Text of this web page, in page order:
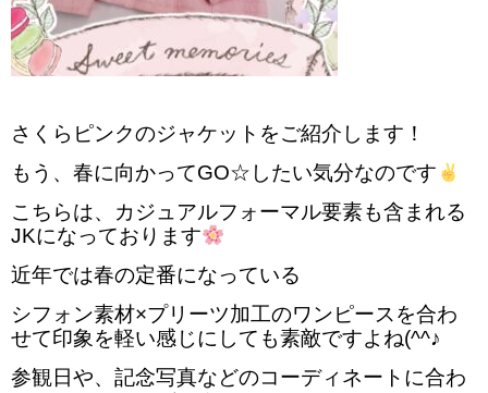
さくらピンクのジャケットをご紹介します！
もう、 春に向かってGO☆したい気分なのです
こちらは、 カジュアルフォーマル要素も含まれる
JKになっております
近年では春の定番になっている
シフォン素材×プリーツ加工のワンピースを合わ
せて印象を軽い感じにしても素敵ですよね(^^♪
参観日や、 記念写真などのコーディネートに合わ